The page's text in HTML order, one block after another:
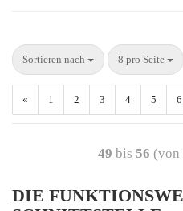
Sortieren nach 8 pro Seite
« 1 2 3 4 5 6
49 bis 56 (von
DIE